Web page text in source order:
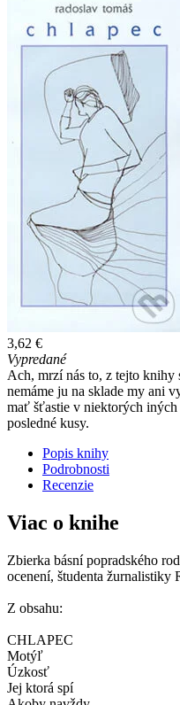
3,62 €
Vypredané
Ach, mrzí nás to, z tejto knihy
nemáme ju na sklade my ani
mať šťastie v niektorých iných
posledné kusy.
Popis knihy
Podrobnosti
Recenzie
Viac o knihe
Zbierka básní popradského
ocenení, študenta žurnalistiky
Z obsahu:
CHLAPEC
Motýľ
Úzkosť
Jej ktorá spí